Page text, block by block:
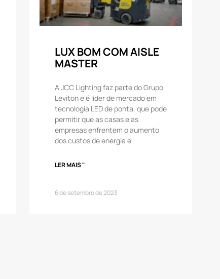
LUX BOM COM AISLE
MASTER
A JCC Lighting faz parte do Grupo
Leviton e é líder de mercado em
tecnologia LED de ponta, que pode
permitir que as casas e as
empresas enfrentem o aumento
dos custos de energia e
LER MAIS "
6 de setembro de 2023